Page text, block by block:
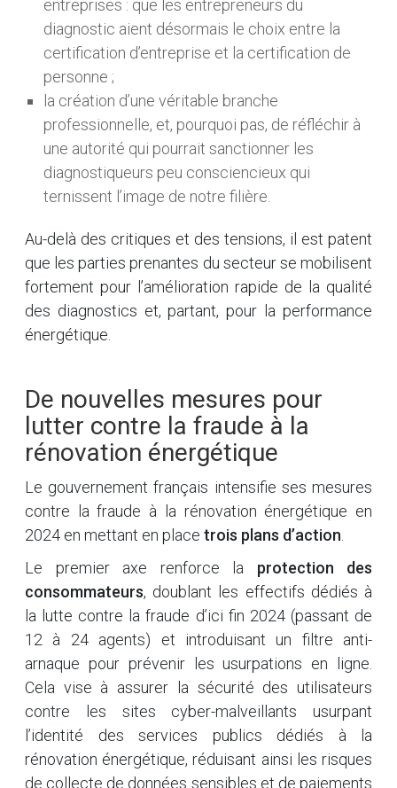
entreprises : que les entrepreneurs du
diagnostic aient désormais le choix entre la
certification d’entreprise et la certification de
personne ;
la création d’une véritable branche
professionnelle, et, pourquoi pas, de réfléchir à
une autorité qui pourrait sanctionner les
diagnostiqueurs peu consciencieux qui
ternissent l’image de notre filière.
Au-delà des critiques et des tensions, il est patent
que les parties prenantes du secteur se mobilisent
fortement pour l’amélioration rapide de la qualité
des diagnostics et, partant, pour la performance
énergétique.
De nouvelles mesures pour
lutter contre la fraude à la
rénovation énergétique
Le gouvernement français intensifie ses mesures
contre la fraude à la rénovation énergétique en
2024 en mettant en place trois plans d’action
Le premier axe renforce la protection des
consommateurs, doublant les effectifs dédiés à
la lutte contre la fraude d’ici fin 2024 (passant de
12 à 24 agents) et introduisant un filtre anti-
arnaque pour prévenir les usurpations en ligne.
Cela vise à assurer la sécurité des utilisateurs
contre les sites cyber-malveillants usurpant
l’identité des services publics dédiés à la
rénovation énergétique, réduisant ainsi les risques
de collecte de données sensibles et de paiements